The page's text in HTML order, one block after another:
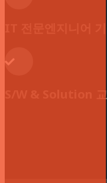
IT 전문엔지니어
S/W & Solution